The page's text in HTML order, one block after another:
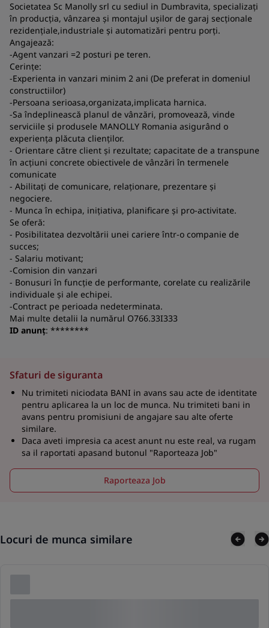
Societatea Sc Manolly srl cu sediul in Dumbravita, specializați
în producția, vânzarea și montajul ușilor de garaj secționale
rezidențiale,industriale și automatizări pentru porți.
Angajează:
-Agent vanzari =2 posturi pe teren.
Cerințe:
-Experienta in vanzari minim 2 ani (De preferat in domeniul
constructiilor)
-Persoana serioasa,organizata,implicata harnica.
-Sa îndeplinească planul de vânzări, promovează, vinde
serviciile și produsele MANOLLY Romania asigurând o
experiența plăcuta clienților.
- Orientare către client și rezultate; capacitate de a transpune
în acțiuni concrete obiectivele de vânzări în termenele
comunicate
- Abilitați de comunicare, relaționare, prezentare și
negociere.
- Munca în echipa, inițiativa, planificare și pro-activitate.
Se oferă:
- Posibilitatea dezvoltării unei cariere într-o companie de
succes;
- Salariu motivant;
-Comision din vanzari
- Bonusuri în funcție de performante, corelate cu realizările
individuale și ale echipei.
-Contract pe perioada nedeterminata.
Mai multe detalii la numărul O766.33I333
ID anunț: ********
Sfaturi de siguranta
Nu trimiteti niciodata BANI in avans sau acte de identitate
pentru aplicarea la un loc de munca. Nu trimiteti bani in
avans pentru promisiuni de angajare sau alte oferte
similare.
Daca aveti impresia ca acest anunt nu este real, va rugam
sa il raportati apasand butonul "Raporteaza Job"
Raporteaza Job
Locuri de munca similare